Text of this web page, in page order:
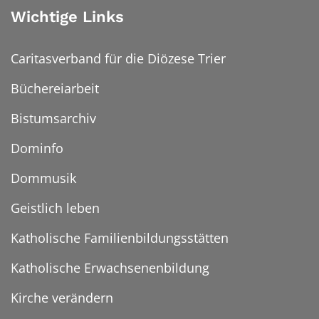
Wichtige Links
Caritasverband für die Diözese Trier
Büchereiarbeit
Bistumsarchiv
Dominfo
Dommusik
Geistlich leben
Katholische Familienbildungsstätten
Katholische Erwachsenenbildung
Kirche verändern